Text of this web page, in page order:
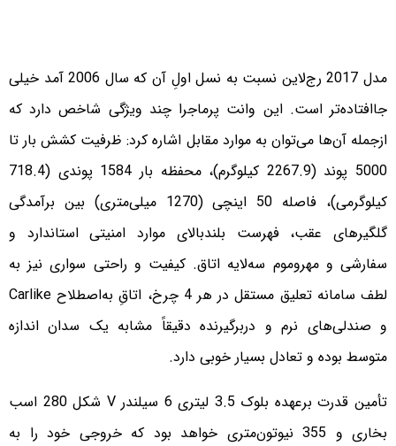
مدل 2017 رج‌لاین نسبت به نسل اولِ آن که سال 2006 آمد خیلی
جاافتاده‌تر است. این وانت پرماجرا چند ویژگی شاخص دارد که
ازجمله آن‌ها می‌توان به موارد مقابل اشاره کرد: ظرفیت کشش بار تا
5000 پوند (2267.9 کیلوگرم)، محفظه بار 1584 پوندی (718.4
کیلوگرمی)، فاصله 50 اینچی (1270 میلی‌متری) بین برآمدگی
گلگیرهای عقب، فهرست بلندبالای موارد امنیتی استاندارد و
سفارشی و مهروموم سه‌لایه اتاق. کیفیت و راحتی سواری نیز به
لطف سامانه تعلیق مستقل در هر 4 چرخ، اتاقِ به‌اصطلاح Carlike
و صندلی‌های نرم و دربرگیرنده دقیقاً مشابه یک سدان اندازه
متوسط بوده و تعادل بسیار خوبی دارد.
تأمین قدرت برعهده بلوک 3.5 لیتری 6 سیلندر V شکل 280 اسب
بخاری و 355 نیوتون‌متری خواهد بود که خروجی خود را به